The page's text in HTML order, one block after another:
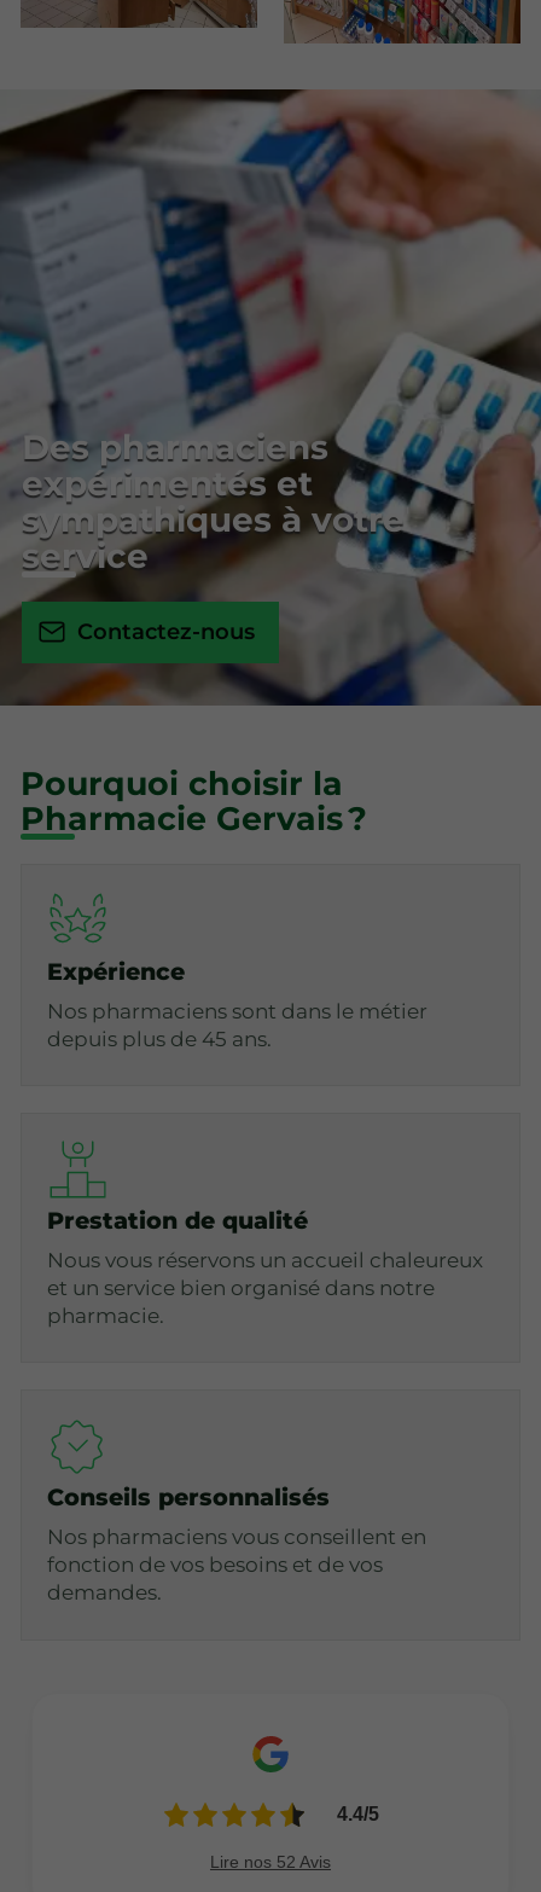
Des pharmaciens
expérimentés et
sympathiques à votre
service
Contactez-nous
Pourquoi choisir la
Pharmacie Gervais ?
Expérience
Nos pharmaciens sont dans le métier
depuis plus de 45 ans.
Prestation de qualité
Nous vous réservons un accueil chaleureux
et un service bien organisé dans notre
pharmacie.
Conseils personnalisés
Nos pharmaciens vous conseillent en
fonction de vos besoins et de vos
demandes.